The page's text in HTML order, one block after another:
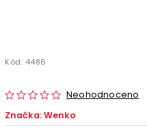
Kód: 4486
Neohodnoceno
Značka:Wenko